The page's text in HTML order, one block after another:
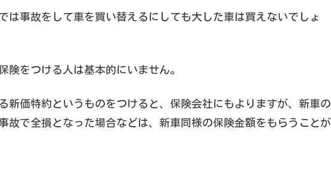
は事故をして車を買い替えるにしても大した車は買えないでしょ
険をつける人は基本的にいません。
新価特約というものをつけると、保険会社にもよりますが、新車の
故で全損となった場合などは、新車同様の保険金額をもらうことが